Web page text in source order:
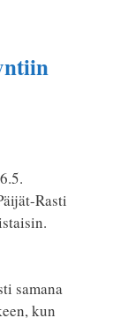
Rasti
samana
kun